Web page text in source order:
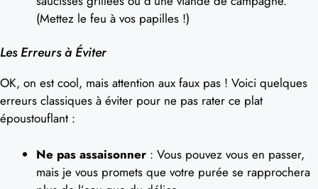
(Mettez le feu à vos papilles !)
Les Erreurs à Éviter
OK, on est cool, mais attention aux faux pas ! Voici quelques
erreurs classiques à éviter pour ne pas rater ce plat
époustouflant :
Ne pas assaisonner : Vous pouvez vous en passer,
mais je vous promets que votre purée se rapprochera